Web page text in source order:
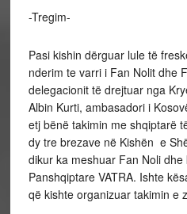
-Tregim-
Pasi kishin dërguar lule të
nderim te varri i Fan Nolit dhe
delegacionit të drejtuar nga
Albin Kurti, ambasadori i
etj bënë takimin me shqiptarë
dy tre brezave në Kishën e
dikur ka meshuar Fan Noli
Panshqiptare VATRA. Ishte
që kishte organizuar takimin e